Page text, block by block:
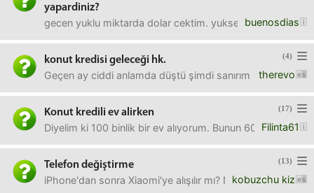
yapardiniz?
buenosdias
gecen yuklu miktarda dolar cektim. yuksek cekimlere
(4)
konut kredisi geleceği hk.
therevo
Geçen ay ciddi anlamda düştü şimdi sanırım tekrardan
(17)
Konut kredili ev alirken
Filinta61
Diyelim ki 100 binlik bir ev alıyorum. Bunun 60 binini
(13)
Telefon değiştirme
kobuzchu kiz
iPhone'dan sonra Xiaomi'ye alışılır mı? Ne